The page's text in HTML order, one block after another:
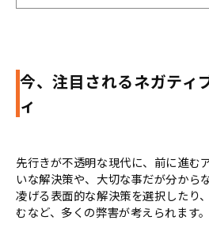
今、注目されるネガティ
ィ
先行きが不透明な現代に、前に進む
いな解決策や、大切な事だが分から
凌げる表面的な解決策を選択したり
むなど、多くの弊害が考えられます。